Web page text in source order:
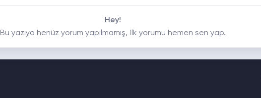
Hey!
Bu yazıya henüz yorum yapılmamış, ilk yorumu hemen sen yap.